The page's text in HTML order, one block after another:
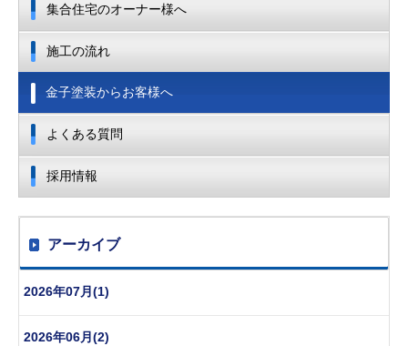
集合住宅のオーナー様へ
施工の流れ
金子塗装からお客様へ
よくある質問
採用情報
アーカイブ
2026年07月(1)
2026年06月(2)